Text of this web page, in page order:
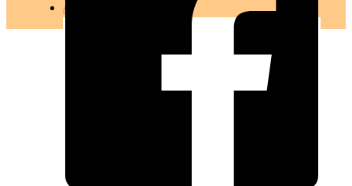
ARTICLES
Kikaku Arts